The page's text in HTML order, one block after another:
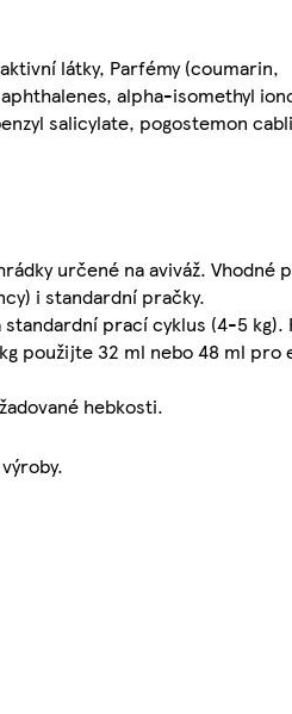
látky, Parfémy (coumarin,
alpha-isomethyl
salicylate, pogostemon
určené na aviváž. Vhodné
i standardní pračky.
standardní prací cyklus (4-5 kg).
použijte 32 ml nebo 48 ml pro
hebkosti.